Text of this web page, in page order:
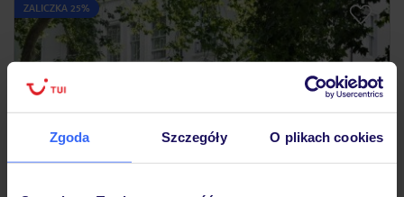
Zgoda Szczegóły O plikach cookies
ZALICZKA 25%